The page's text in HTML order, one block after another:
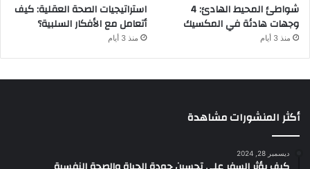
شواطئ المحيط الهادئ: 4
وجهات هادئة في المكسيك
منذ 3 أيام
استراتيجيات الصحة العقلية: كيف
أتعامل مع الأفكار السلبية؟
منذ 3 أيام
أكثر المنشورات مشاهدة
ديسمبر 28, 2024